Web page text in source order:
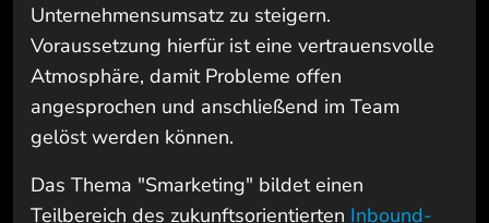
Unternehmensumsatz zu steigern.
Voraussetzung hierfür ist eine vertrauensvolle
Atmosphäre, damit Probleme offen
angesprochen und anschließend im Team
gelöst werden können.
Das Thema "Smarketing" bildet einen
Teilbereich des zukunftsorientierten Inbound-